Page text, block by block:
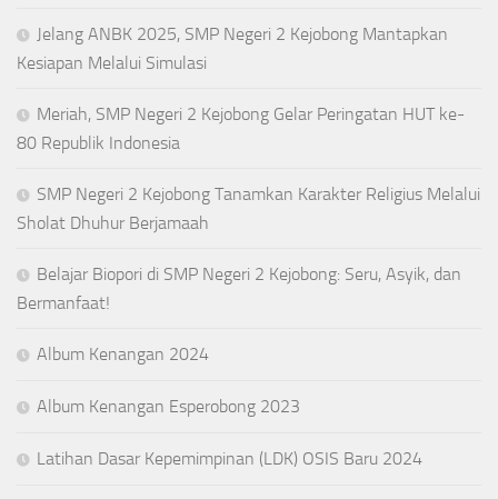
Jelang ANBK 2025, SMP Negeri 2 Kejobong Mantapkan
Kesiapan Melalui Simulasi
Meriah, SMP Negeri 2 Kejobong Gelar Peringatan HUT ke-
80 Republik Indonesia
SMP Negeri 2 Kejobong Tanamkan Karakter Religius Melalui
Sholat Dhuhur Berjamaah
Belajar Biopori di SMP Negeri 2 Kejobong: Seru, Asyik, dan
Bermanfaat!
Album Kenangan 2024
Album Kenangan Esperobong 2023
Latihan Dasar Kepemimpinan (LDK) OSIS Baru 2024